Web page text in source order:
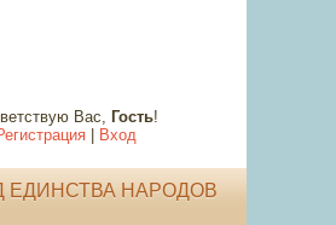
Вас Гость!
| Вход
ЕДИНСТВА НАРОДОВ